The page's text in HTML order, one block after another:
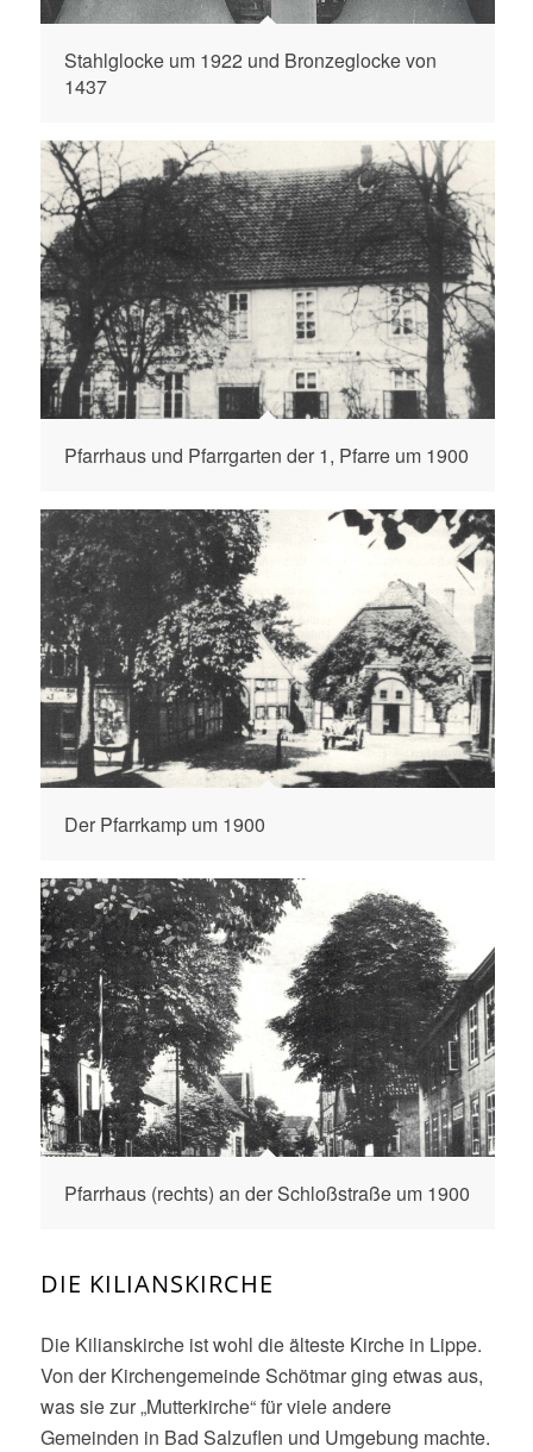
Stahlglocke um 1922 und Bronzeglocke von
1437
Pfarrhaus und Pfarrgarten der 1, Pfarre um 1900
Der Pfarrkamp um 1900
Pfarrhaus (rechts) an der Schloßstraße um 1900
DIE KILIANSKIRCHE
Die Kilianskirche ist wohl die älteste Kirche in Lippe.
Von der Kirchengemeinde Schötmar ging etwas aus,
was sie zur „Mutterkirche“ für viele andere
Gemeinden in Bad Salzuflen und Umgebung machte.